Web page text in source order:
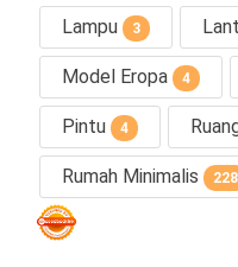
Lampu 3
Model Eropa 4
Pintu 4
Rumah Minimalis 228